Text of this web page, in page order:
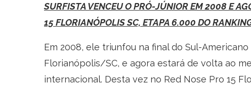
SURFISTA VENCEU O PRÓ-JÚNIOR EM 2008 E
15 FLORIANÓPOLIS SC, ETAPA 6.000 DO
Em 2008, ele triunfou na final do Sul-
Florianópolis/SC, e agora estará de volta ao
internacional. Desta vez no Red Nose Pro 15